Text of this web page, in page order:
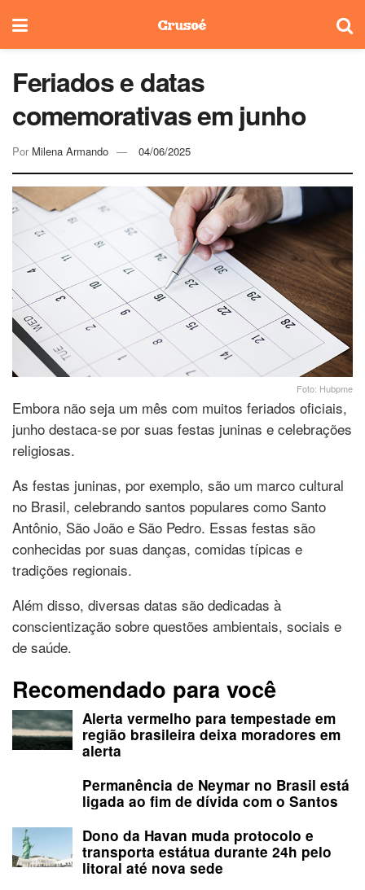
Feriados e datas
comemorativas em junho
Por Milena Armando 04/06/2025
Foto: Hubpme
Embora não seja um mês com muitos feriados oficiais,
junho destaca-se por suas festas juninas e celebrações
religiosas.
As festas juninas, por exemplo, são um marco cultural
no Brasil, celebrando santos populares como Santo
Antônio, São João e São Pedro. Essas festas são
conhecidas por suas danças, comidas típicas e
tradições regionais.
Além disso, diversas datas são dedicadas à
conscientização sobre questões ambientais, sociais e
de saúde.
Recomendado para você
Alerta vermelho para tempestade em
região brasileira deixa moradores em
alerta
Permanência de Neymar no Brasil está
ligada ao fim de dívida com o Santos
Dono da Havan muda protocolo e
transporta estátua durante 24h pelo
litoral até nova sede